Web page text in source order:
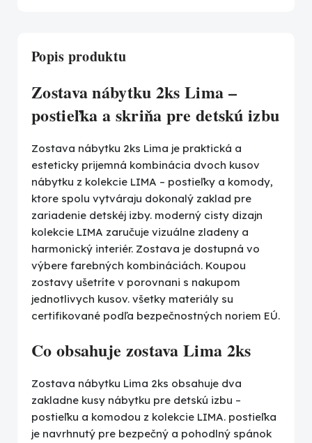
Popis produktu
Zostava nábytku 2ks Lima –
postieľka a skriňa pre detskú izbu
Zostava nábytku 2ks Lima je praktická a
esteticky prijemná kombinácia dvoch kusov
nábytku z kolekcie LIMA – postieľky a komody,
ktore spolu vytváraju dokonalý zaklad pre
zariadenie detskéj izby. moderný cisty dizajn
kolekcie LIMA zaručuje vizuálne zladeny a
harmonický interiér. Zostava je dostupná vo
výbere farebných kombináciách. Koupou
zostavy ušetríte v porovnani s nakupom
jednotlivych kusov. všetky materiály su
certifikované podľa bezpečnostných noriem EÚ.
Co obsahuje zostava Lima 2ks
Zostava nábytku Lima 2ks obsahuje dva
zakladne kusy nábytku pre detskú izbu –
postieľku a komodou z kolekcie LIMA. postieľka
je navrhnutý pre bezpečný a pohodlný spánok